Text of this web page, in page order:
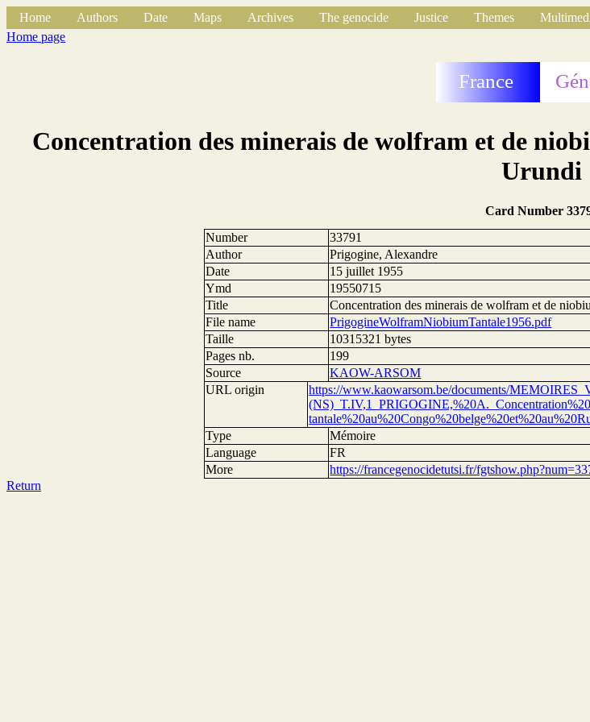
Home Authors Date Maps Archives The genocide Justice Themes
Home page
France
Concentration des minerais de wolfram et de
Urundi
Card Number
Number
33791
Author
Prigogine, Alexandre
Date
15 juillet 1955
Ymd
19550715
Title
Concentration des minerais de wolfram et de
File name
PrigogineWolframNiobiumTantale1956.pdf
Taille
10315321 bytes
Pages nb.
199
Source
KAOW-ARSOM
URL origin
https://www.kaowarsom.be/documents/
Type
Mémoire
Language
FR
More
https://francegenocidetutsi.fr/
Return